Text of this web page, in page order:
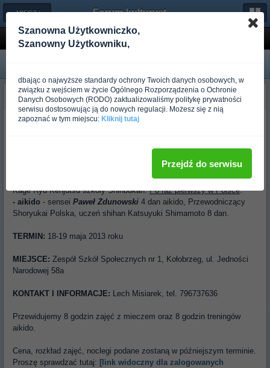
← MIECZ i SZTUKA WALKI MIECZEM Forum-kulturystyka.pl
Seminarium Jikishin Kage Ryu Kenjutsu i Ai...
budo_shawnee
Ponad rok temu
Kołobrzeski Klub Aikido KAIGAN DOJO ma zaszczyt zaprosić na
, XVII wielki mistrz Jikishin
Kage Ryu Kenjutsu szkoły Shinbukan.Po raz pierwszy w Polsce.
- aikido - sensei Paweł Zdunowski 4 dan aikido, Przewodniczący
Shoryukai Polska, uczeń shihan Katsuyuki Shimamoto 8 dan.
TERMIN: 18-19 maja 2013 roku
MIEJSCE: Zespół Szkół Społecznych nr 1, Kołobrzeg, ul. Jedności
Narodowej 58a
KONTAKT I INFORMACJE: Lech Misiarek, tel. 796737636
Przewidujemy 8 godzin zajęć z mieczem oraz 8 godzin treningów
aikido.
Cena, rozkład zajęć, noclegi podane zostaną w późniejszym terminie.
Proszę sprawdzać tutaj: [link widoczny dla zalogowanych
Szanowna Użytkowniczko,
Szanowny Użytkowniku,
dbając o najwyższe standardy ochrony Twoich danych osobowych, w
związku z wejściem w życie Ogólnego Rozporządzenia o Ochronie
Danych Osobowych (RODO) zaktualizowaliśmy politykę prywatności
serwisu dostosowując ją do nowych regulacji. Możesz się z nią
zapoznać w tym miejscu: Kliknij tutaj
Przejdź do serwisu